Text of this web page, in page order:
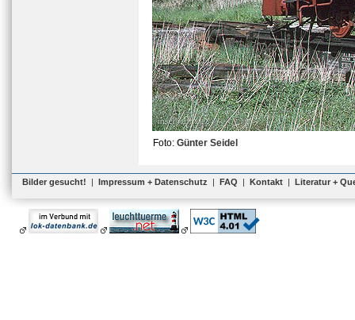
Foto: Günter Seidel
Bilder gesucht! | Impressum + Datenschutz | FAQ | Kontakt | Literatur +